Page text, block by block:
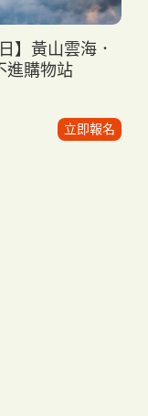
】黃山雲海．
進購物站
立即報名